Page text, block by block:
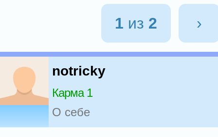
1 из 2 ›
notricky
Карма 1
О себе